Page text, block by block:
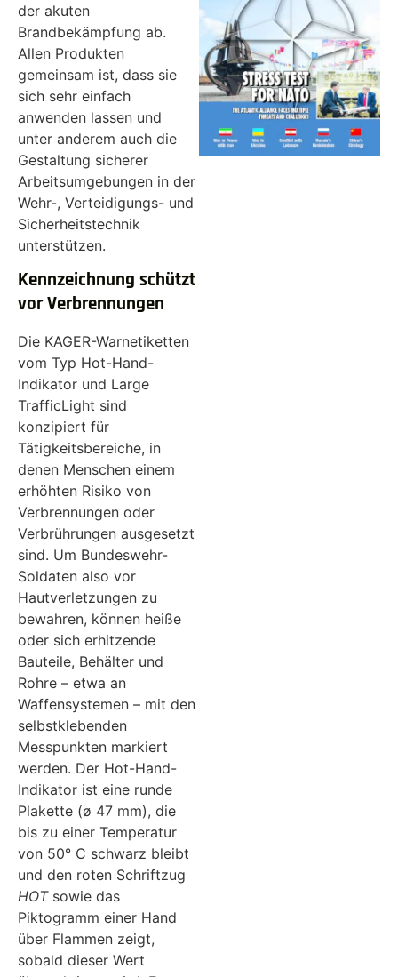
der akuten
Brandbekämpfung ab.
Allen Produkten
gemeinsam ist, dass sie
sich sehr einfach
anwenden lassen und
unter anderem auch die
Gestaltung sicherer
Arbeitsumgebungen in der
Wehr-, Verteidigungs- und
Sicherheitstechnik
unterstützen.
Kennzeichnung schützt
vor Verbrennungen
Die KAGER-Warnetiketten
vom Typ Hot-Hand-
Indikator und Large
TrafficLight sind
konzipiert für
Tätigkeitsbereiche, in
denen Menschen einem
erhöhten Risiko von
Verbrennungen oder
Verbrührungen ausgesetzt
sind. Um Bundeswehr-
Soldaten also vor
Hautverletzungen zu
bewahren, können heiße
oder sich erhitzende
Bauteile, Behälter und
Rohre – etwa an
Waffensystemen – mit den
selbstklebenden
Messpunkten markiert
werden. Der Hot-Hand-
Indikator ist eine runde
Plakette (ø 47 mm), die
bis zu einer Temperatur
von 50° C schwarz bleibt
und den roten Schriftzug
HOTsowie das
Piktogramm einer Hand
über Flammen zeigt,
sobald dieser Wert